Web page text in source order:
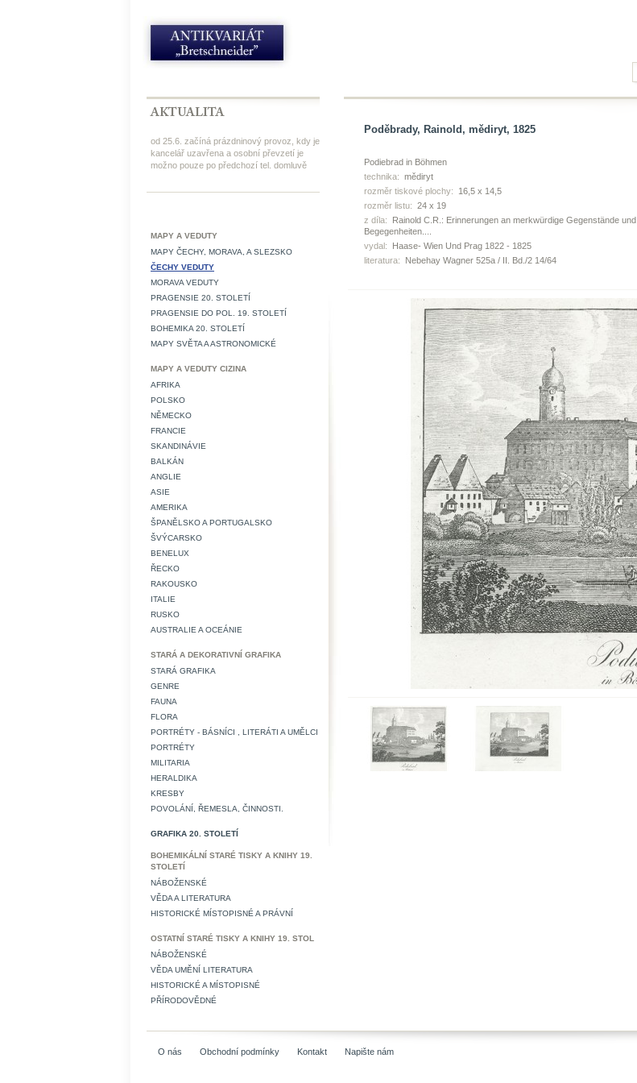
od 25.6. začíná prázdninový provoz, kdy je
kancelář uzavřena a osobní převzetí je
možno pouze po předchozí tel. domluvě
MAPY A VEDUTY
MAPY ČECHY, MORAVA, A SLEZSKO
ČECHY VEDUTY
MORAVA VEDUTY
PRAGENSIE 20. STOLETÍ
PRAGENSIE DO POL. 19. STOLETÍ
BOHEMIKA 20. STOLETÍ
MAPY SVĚTA A ASTRONOMICKÉ
MAPY A VEDUTY CIZINA
AFRIKA
POLSKO
NĚMECKO
FRANCIE
SKANDINÁVIE
BALKÁN
ANGLIE
ASIE
AMERIKA
ŠPANĚLSKO A PORTUGALSKO
ŠVÝCARSKO
BENELUX
ŘECKO
RAKOUSKO
ITALIE
RUSKO
AUSTRALIE A OCEÁNIE
STARÁ A DEKORATIVNÍ GRAFIKA
STARÁ GRAFIKA
GENRE
FAUNA
FLORA
PORTRÉTY - BÁSNÍCI , LITERÁTI A UMĚLCI
PORTRÉTY
MILITARIA
HERALDIKA
KRESBY
POVOLÁNÍ, ŘEMESLA, ČINNOSTI.
GRAFIKA 20. STOLETÍ
BOHEMIKÁLNÍ STARÉ TISKY A KNIHY 19.
STOLETÍ
NÁBOŽENSKÉ
VĚDA A LITERATURA
HISTORICKÉ MÍSTOPISNÉ A PRÁVNÍ
OSTATNÍ STARÉ TISKY A KNIHY 19. STOL
NÁBOŽENSKÉ
VĚDA UMĚNÍ LITERATURA
HISTORICKÉ A MÍSTOPISNÉ
PŘÍRODOVĚDNÉ
Poděbrady, Rainold, mědiryt, 1825
Podiebrad in Böhmen
technika: mědiryt
rozměr tiskové plochy:
16,5 x 14,5
rozměr listu: 24 x 19
z díla:
Rainold C.R.: Erinnerungen an merkwürdige Gegenstände und
Begegenheiten....
vydal:
Haase- Wien Und Prag 1822 - 1825
literatura:
Nebehay Wagner 525a / II. Bd./2 14/64
O nás Obchodní podmínky Kontakt Napište nám